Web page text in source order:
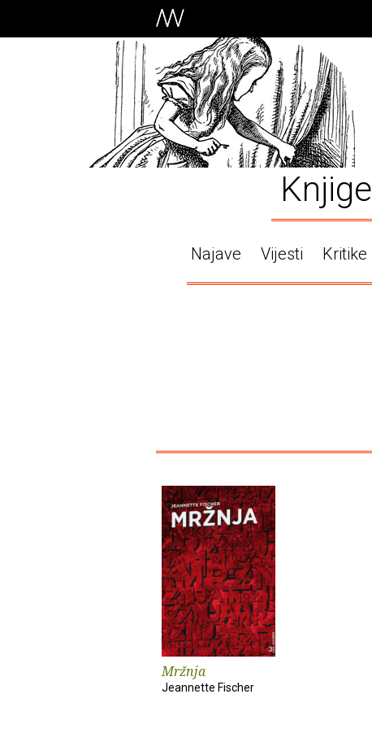
Knjige
Najave Vijesti Kritike
Mržnja
Jeannette Fischer